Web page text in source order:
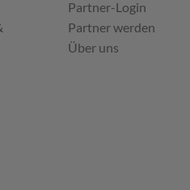
Partner-Login
Partner werden
Über uns